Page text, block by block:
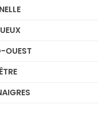
OUEST